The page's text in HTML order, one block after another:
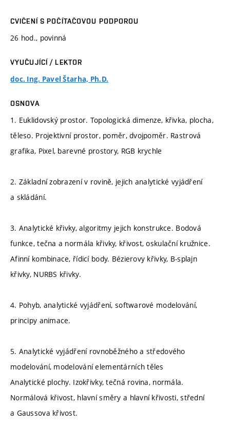
CVIČENÍ S POČÍTAČOVOU PODPOROU
26 hod., povinná
VYUČUJÍCÍ / LEKTOR
doc. Ing. Pavel Štarha, Ph.D.
OSNOVA
1. Euklidovský prostor. Topologická dimenze, křivka, plocha,
těleso. Projektivní prostor, poměr, dvojpoměr. Rastrová
grafika, Pixel, barevné prostory, RGB krychle
2. Základní zobrazení v rovině, jejich analytické vyjádření
a skládání.
3. Analytické křivky, algoritmy jejich konstrukce. Bodová
funkce, tečna a normála křivky, křivost, oskulační kružnice.
Afinní kombinace, řídicí body. Bézierovy křivky, B-splajn
křivky, NURBS křivky.
4. Pohyb, analytické vyjádření, softwarové modelování,
principy animace.
5. Analytické vyjádření rovnoběžného a středového
modelování, modelování elementárních těles
Analytické plochy. Izokřivky, tečná rovina, normála.
Normálová křivost, hlavní směry a hlavní křivosti, střední
a Gaussova křivost.